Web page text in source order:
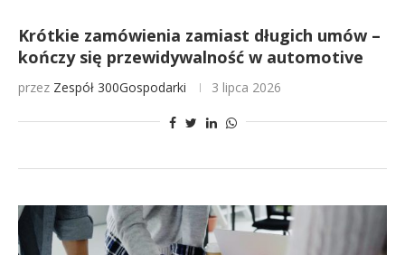
Krótkie zamówienia zamiast długich umów –
kończy się przewidywalność w automotive
przez Zespół 300Gospodarki 3 lipca 2026